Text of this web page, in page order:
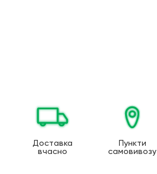
Доставка
вчасно
Пункти
самовивозу